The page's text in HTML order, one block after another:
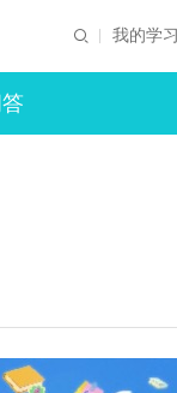
我的学习